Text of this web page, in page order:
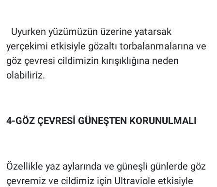
Uyurken yüzümüzün üzerine yatarsak
yerçekimi etkisiyle gözaltı torbalanmalarına ve
göz çevresi cildimizin kırışıklığına neden
olabiliriz.
4-GÖZ ÇEVRESİ GÜNEŞTEN KORUNULMALI
Özellikle yaz aylarında ve güneşli günlerde göz
çevremiz ve cildimiz için Ultraviole etkisiyle